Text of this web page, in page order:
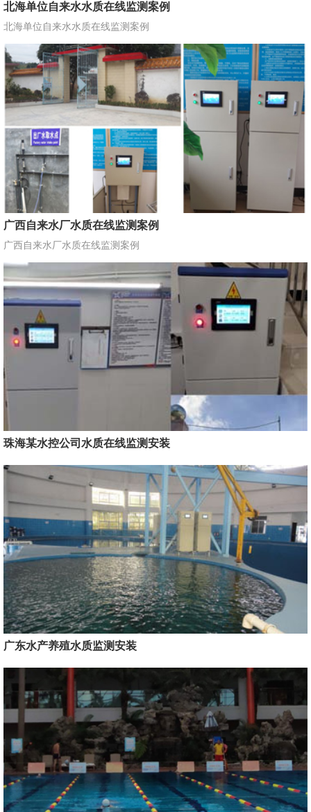
北海单位自来水水质在线监测案例
北海单位自来水水质在线监测案例
广西自来水厂水质在线监测案例
广西自来水厂水质在线监测案例
珠海某水控公司水质在线监测安装
广东水产养殖水质监测安装